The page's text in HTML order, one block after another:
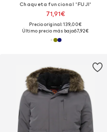
Chaqueta funcional 'FUJI'
71,91€
Precio original: 139,00€
Último precio más bajo:67,92€